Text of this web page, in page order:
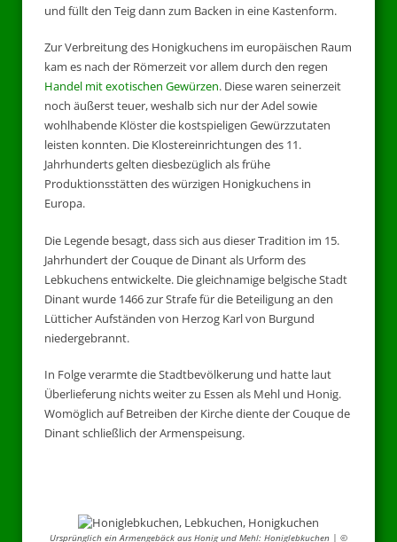
und füllt den Teig dann zum Backen in eine Kastenform.
Zur Verbreitung des Honigkuchens im europäischen Raum
kam es nach der Römerzeit vor allem durch den regen
Handel mit exotischen Gewürzen. Diese waren seinerzeit
noch äußerst teuer, weshalb sich nur der Adel sowie
wohlhabende Klöster die kostspieligen Gewürzzutaten
leisten konnten. Die Klostereinrichtungen des 11.
Jahrhunderts gelten diesbezüglich als frühe
Produktionsstätten des würzigen Honigkuchens in
Europa.
Die Legende besagt, dass sich aus dieser Tradition im 15.
Jahrhundert der Couque de Dinant als Urform des
Lebkuchens entwickelte. Die gleichnamige belgische Stadt
Dinant wurde 1466 zur Strafe für die Beteiligung an den
Lütticher Aufständen von Herzog Karl von Burgund
niedergebrannt.
In Folge verarmte die Stadtbevölkerung und hatte laut
Überlieferung nichts weiter zu Essen als Mehl und Honig.
Womöglich auf Betreiben der Kirche diente der Couque de
Dinant schließlich der Armenspeisung.
Ursprünglich ein Armengebäck aus Honig und Mehl: Honiglebkuchen | ©